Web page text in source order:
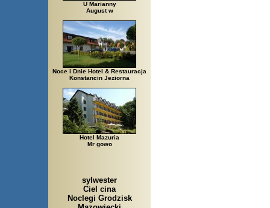
U Marianny
August w
Noce i Dnie Hotel & Restauracja
Konstancin Jeziorna
Hotel Mazuria
Mr gowo
sylwester
Ciel cina
Noclegi Grodzisk